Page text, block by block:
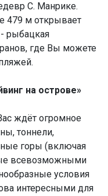
С. Манрике.
479 м открывает
- рыбацкая
где Вы можете
на острове»
ждёт огромное
тоннели,
горы (включая
всевозможными
условия
интересными для